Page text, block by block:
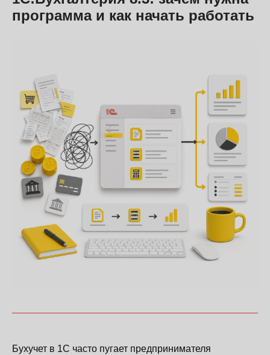
программа и как начать работать
Бухучет в 1С часто пугает предпринимателя